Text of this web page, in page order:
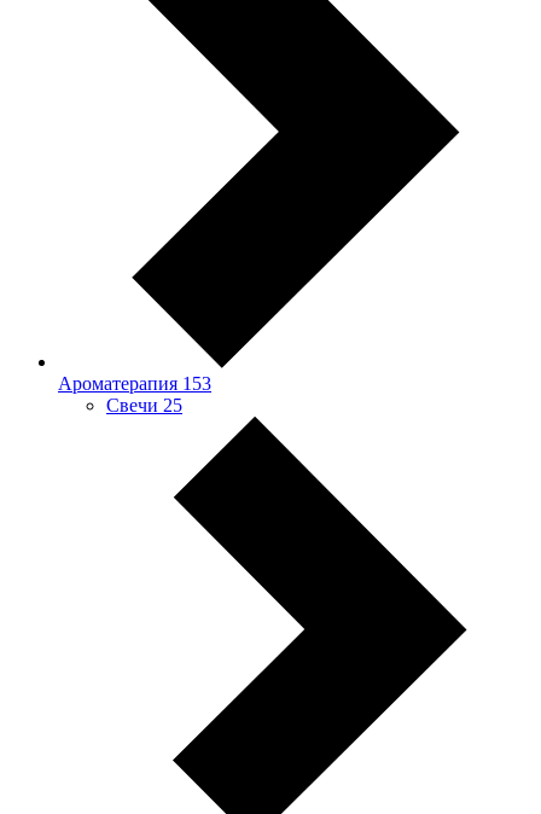
Ароматерапия 153
Свечи 25